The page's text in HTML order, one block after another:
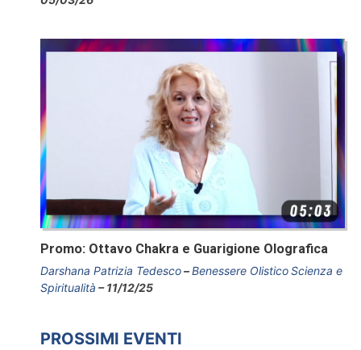
Promo: Ottavo Chakra e Guarigione Olografica
Darshana Patrizia Tedesco Benessere OlisticoScienza e
Spiritualità
11/12/25
PROSSIMI EVENTI